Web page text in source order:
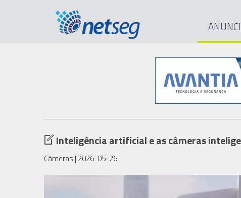
Inteligência artificial e as câmeras
Câmeras | 2026-05-26